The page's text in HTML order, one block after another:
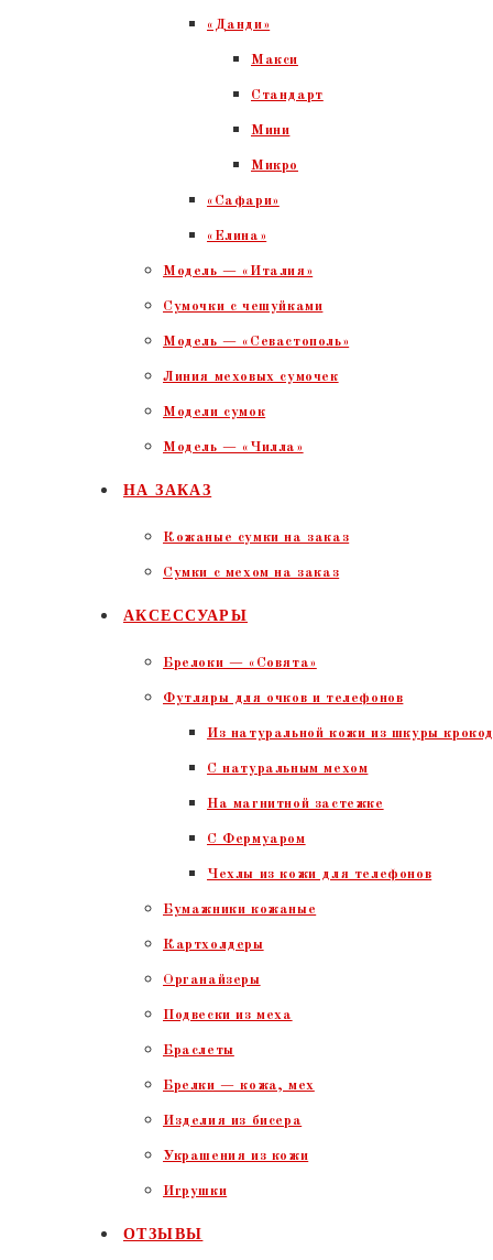
«Данди»
Макси
Стандарт
Мини
Микро
«Сафари»
«Елина»
Модель — «Италия»
Сумочки с чешуйками
Модель — «Севастополь»
Линия меховых сумочек
Модели сумок
Модель — «Чилла»
НА ЗАКАЗ
Кожаные сумки на заказ
Сумки с мехом на заказ
АКСЕССУАРЫ
Брелоки — «Совята»
Футляры для очков и телефонов
Из натуральной кожи из шкуры
С натуральным мехом
На магнитной застежке
С Фермуаром
Чехлы из кожи для телефонов
Бумажники кожаные
Картхолдеры
Органайзеры
Подвески из меха
Браслеты
Брелки — кожа, мех
Изделия из бисера
Украшения из кожи
Игрушки
ОТЗЫВЫ